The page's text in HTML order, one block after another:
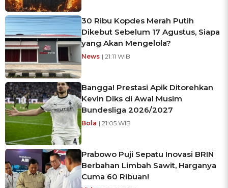
30 Ribu Kopdes Merah Putih
Dikebut Sebelum 17 Agustus, Siapa
yang Akan Mengelola?
News | 21:11 WIB
Bangga! Prestasi Apik Ditorehkan
Kevin Diks di Awal Musim
Bundesliga 2026/2027
Bola | 21:05 WIB
Prabowo Puji Sepatu Inovasi BRIN
Berbahan Limbah Sawit, Harganya
Cuma 60 Ribuan!